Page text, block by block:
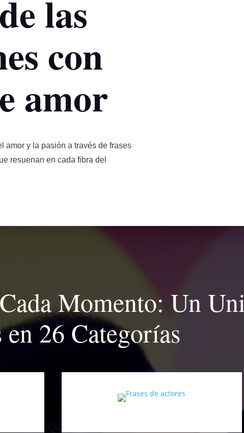
las
con
amor
amor y la pasión a través de frases
resuenan en cada fibra del
Momento: Un
26 Categorías